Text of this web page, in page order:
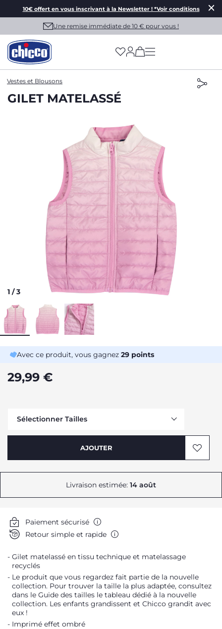
10€ offert en vous inscrivant à la Newsletter ! *Voir conditions
Une remise immédiate de 10 € pour vous !
(has more options
Vestes et Blousons
GILET MATELASSÉ
1 /3
Avec ce produit, vous gagnez 29 points
29,99 €
Sélectionner Tailles
Me prévenir
AJOUTER
Livraison estimée: 14 août
Paiement sécurisé
Retour simple et rapide
Gilet matelassé en tissu technique et matelassage
recyclés
Le produit que vous regardez fait partie de la nouvelle
collection. Pour trouver la taille la plus adaptée, consultez
dans le Guide des tailles le tableau dédié à la nouvelle
collection. Les enfants grandissent et Chicco grandit avec
eux !
Imprimé effet ombré